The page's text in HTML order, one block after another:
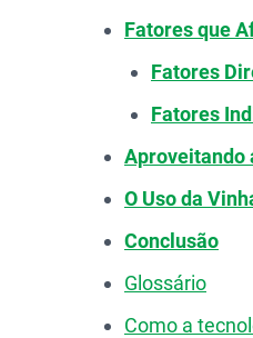
Fatores que
Fatores
Fatores
Aproveitando
O Uso da
Conclusão
Glossário
Como a